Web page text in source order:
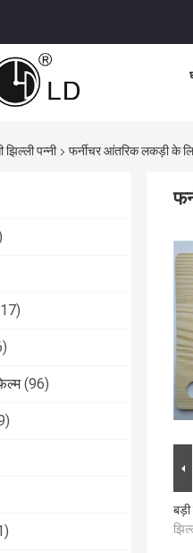
झिल्ली पन्नी फर्नीचर आंतरिक लकड़ी के
(96)
बड़ी